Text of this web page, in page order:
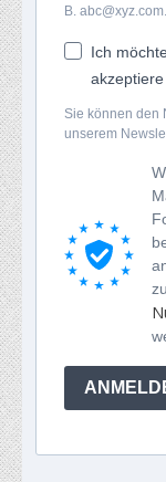
B. abc@xyz.com.
Ich
Sie können den
unserem